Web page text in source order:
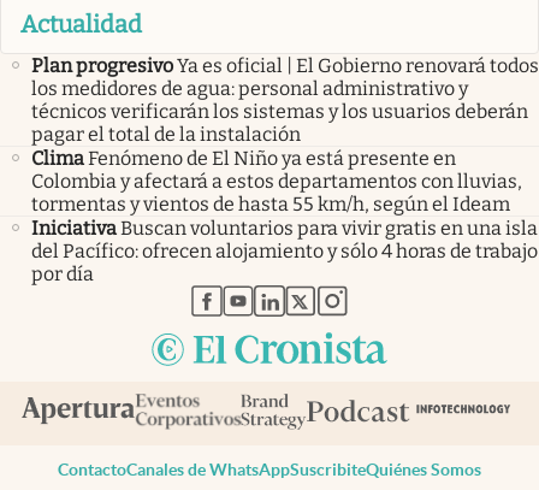
Actualidad
Plan progresivoYa es oficial | El Gobierno renovará todos
los medidores de agua: personal administrativo y
técnicos verificarán los sistemas y los usuarios deberán
pagar el total de la instalación
ClimaFenómeno de El Niño ya está presente en
Colombia y afectará a estos departamentos con lluvias,
tormentas y vientos de hasta 55 km/h, según el Ideam
IniciativaBuscan voluntarios para vivir gratis en una isla
del Pacífico: ofrecen alojamiento y sólo 4 horas de trabajo
por día
abre en nueva pestaña
abre en nueva pestaña
abre en nueva pestaña
abre en nueva pestaña
abre en nueva pestaña
ContactoCanales de WhatsAppSuscribiteQuiénes Somos